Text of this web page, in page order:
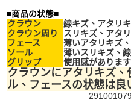
■商品の状態■
クラウン
線キズ、アタリ
クラウン周り
スリキズ、アタ
フェース
薄いアタリキズ
ソール
薄いスリキズ、
グリップ
使用感があります
クラウンにアタリキズ
ル、フェースの状態は良